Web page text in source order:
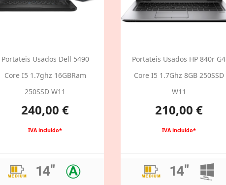
Portateis Usados Dell 5490
Core I5 1.7ghz 16GBRam
250SSD W11
Preço
240,00 €
IVA incluido*
Portateis Usados HP 840r G4
Core I5 1.7Ghz 8GB 250SSD
W11
Preço
210,00 €
IVA incluido*